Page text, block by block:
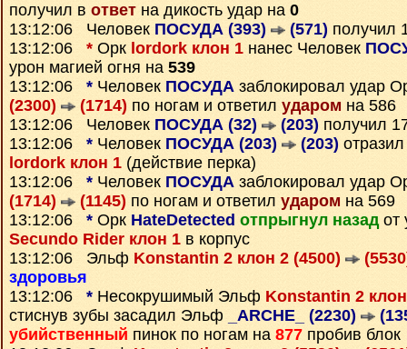
получил в ответ на дикость удар на 0
13:12:06 Человек ПОСУДА (393) (571) получил
13:12:06 * Орк lordork клон 1 нанес Человек
урон магией огня на 539
13:12:06 * Человек ПОСУДА заблокировал удар
(2300)
(1714) по ногам и ответил ударом на 586
13:12:06 Человек ПОСУДА (32) (203) получил
13:12:06 * Человек ПОСУДА (203) (203)
lordork клон 1 (действие перка)
13:12:06 * Человек ПОСУДА заблокировал удар
(1714)
(1145) по ногам и ответил ударом на 569
13:12:06 * Орк HateDetected отпрыгнул назадот
Secundo Rider клон 1 в корпус
13:12:06 Эльф Konstantin 2 клон 2 (4500)
здоровья
13:12:06 * Несокрушимый Эльф Konstantin 2
стиснув зубы засадил Эльф
_ARCHE_ (2230)
убийственный пинок по ногам на 877 пробив блок